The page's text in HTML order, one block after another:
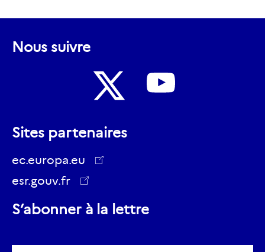
Nous suivre
suivre
sur
Sites partenaires
ec.europa.eu
esr.gouv.fr
ec.europa.eu
S’abonner à la lettre